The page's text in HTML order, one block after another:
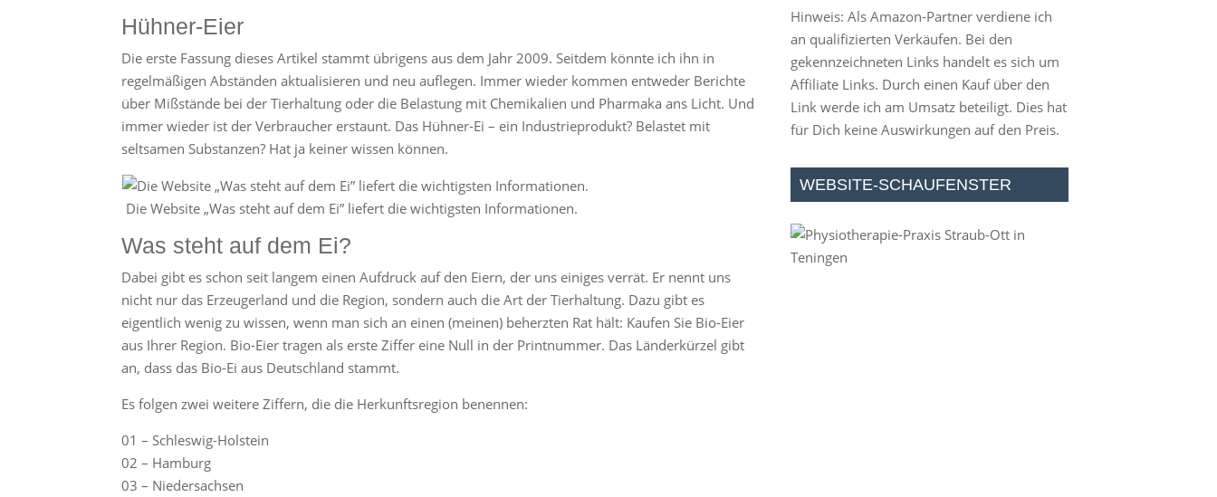
Hühner-Eier
Die erste Fassung dieses Artikel stammt übrigens aus dem Jahr 2009. Seitdem könnte ich ihn in
regelmäßigen Abständen aktualisieren und neu auflegen. Immer wieder kommen entweder Berichte
über Mißstände bei der Tierhaltung oder die Belastung mit Chemikalien und Pharmaka ans Licht. Und
immer wieder ist der Verbraucher erstaunt. Das Hühner-Ei – ein Industrieprodukt? Belastet mit
seltsamen Substanzen? Hat ja keiner wissen können.
Die Website „Was steht auf dem Ei” liefert die wichtigsten Informationen.
Was steht auf dem Ei?
Dabei gibt es schon seit langem einen Aufdruck auf den Eiern, der uns einiges verrät. Er nennt uns
nicht nur das Erzeugerland und die Region, sondern auch die Art der Tierhaltung. Dazu gibt es
eigentlich wenig zu wissen, wenn man sich an einen (meinen) beherzten Rat hält: Kaufen Sie Bio-Eier
aus Ihrer Region. Bio-Eier tragen als erste Ziffer eine Null in der Printnummer. Das Länderkürzel gibt
an, dass das Bio-Ei aus Deutschland stammt.
Es folgen zwei weitere Ziffern, die die Herkunftsregion benennen:
01 – Schleswig-Holstein
02 – Hamburg
03 – Niedersachsen
Hinweis: Als Amazon-Partner verdiene ich
an qualifizierten Verkäufen. Bei den
gekennzeichneten Links handelt es sich um
Affiliate Links. Durch einen Kauf über den
Link werde ich am Umsatz beteiligt. Dies hat
für Dich keine Auswirkungen auf den Preis.
WEBSITE-SCHAUFENSTER